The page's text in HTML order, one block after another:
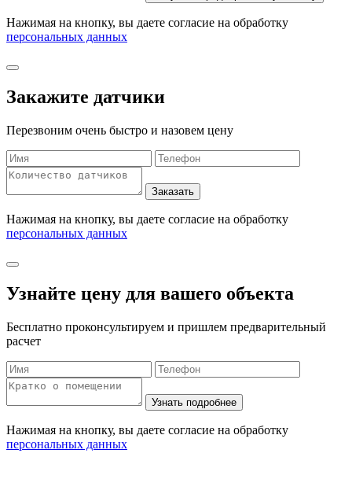
Нажимая на кнопку, вы даете согласие на обработку
персональных данных
Закажите датчики
Перезвоним очень быстро и назовем цену
Нажимая на кнопку, вы даете согласие на обработку
персональных данных
Узнайте цену для вашего объекта
Бесплатно проконсультируем и пришлем предварительный
расчет
Нажимая на кнопку, вы даете согласие на обработку
персональных данных